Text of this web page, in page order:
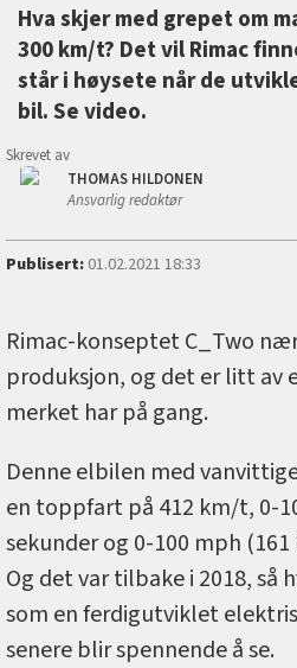
Hva skjer med grepet om
300 km/t? Det vil Rimac
står i høysete når de
bil. Se video.
Skrevet av
THOMAS HILDONEN
Ansvarlig redaktør
Publisert:01.02.2021 18:33
Rimac-konseptet C_Two
produksjon, og det er litt av
merket har på gang.
Denne elbilen med
en toppfart på 412 km/t, 0-
sekunder og 0-100 mph
Og det var tilbake i 2018, så
som en ferdigutviklet
senere blir spennende å se.